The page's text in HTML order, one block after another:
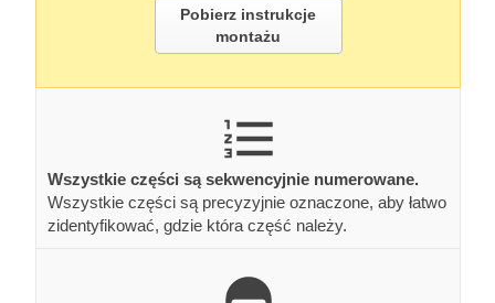
Pobierz instrukcje
montażu
Wszystkie części są sekwencyjnie numerowane.
Wszystkie części są precyzyjnie oznaczone, aby łatwo
zidentyfikować, gdzie która część należy.